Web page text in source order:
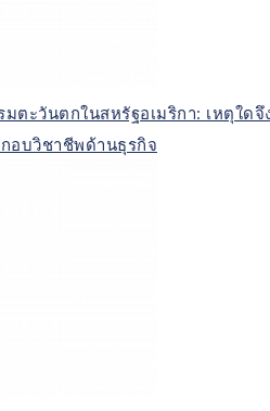
ตะวันตกในสหรัฐอเมริกา: เหตุใดจึ
อบวิชาชีพด้านธุรกิจ